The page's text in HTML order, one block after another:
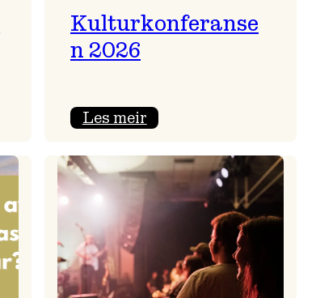
Kulturkonferanse
n 2026
Les meir:
2026